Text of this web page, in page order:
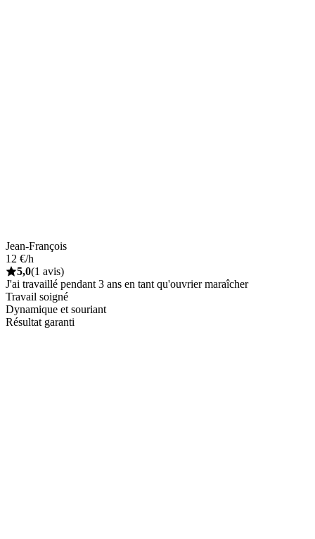
Jean-François
12 €/h
5,0(1 avis)
J'ai travaillé pendant 3 ans en tant qu'ouvrier maraîcher
Travail soigné
Dynamique et souriant
Résultat garanti